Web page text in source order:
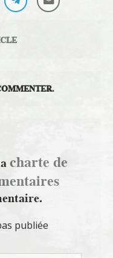
charte de
publiée